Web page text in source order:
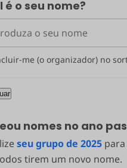
é o seu nome?
me (o organizador) no
nomes no ano
seu grupo de 2025
tirem um novo nome.